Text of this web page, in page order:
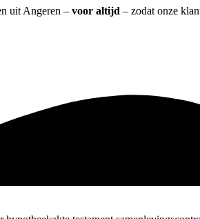
uit Angeren – voor altijd – zodat onze